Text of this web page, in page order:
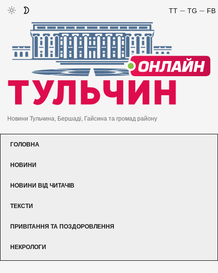
FB
TG
TT
Новини Тульчина, Бершаді, Гайсина та громад району
ГОЛОВНА
НОВИНИ
НОВИНИ ВІД ЧИТАЧІВ
ТЕКСТИ
ПРИВІТАННЯ ТА ПОЗДОРОВЛЕННЯ
НЕКРОЛОГИ